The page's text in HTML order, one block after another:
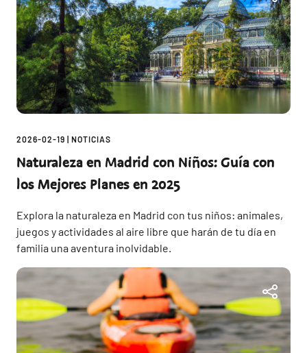
2026-02-19 | NOTICIAS
Naturaleza en Madrid con Niños: Guía con
los Mejores Planes en 2025
Explora la naturaleza en Madrid con tus niños: animales,
juegos y actividades al aire libre que harán de tu día en
familia una aventura inolvidable.